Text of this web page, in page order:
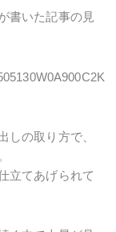
書いた記事の見
しの取り方で、
立てあげられて